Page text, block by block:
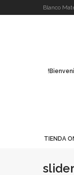
Blanco
TIENDA